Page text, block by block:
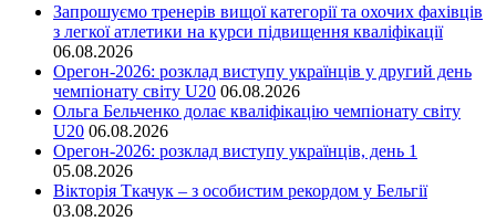
Запрошуємо тренерів вищої категорії та охочих фахівців
з легкої атлетики на курси підвищення кваліфікації
06.08.2026
Орегон-2026: розклад виступу українців у другий день
чемпіонату світу U20 06.08.2026
Ольга Бельченко долає кваліфікацію чемпіонату світу
U20 06.08.2026
Орегон-2026: розклад виступу українців, день 1
05.08.2026
Вікторія Ткачук – з особистим рекордом у Бельгії
03.08.2026